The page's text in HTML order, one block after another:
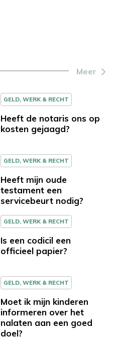
Meer
GELD, WERK & RECHT
Heeft de notaris ons op
kosten gejaagd?
GELD, WERK & RECHT
Heeft mijn oude
testament een
servicebeurt nodig?
GELD, WERK & RECHT
Is een codicil een
officieel papier?
GELD, WERK & RECHT
Moet ik mijn kinderen
informeren over het
nalaten aan een goed
doel?